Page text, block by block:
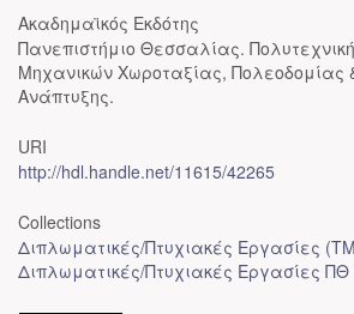
Ακαδημαϊκός Εκδότης
Πανεπιστήμιο Θεσσαλίας.
Μηχανικών Χωροταξίας, Πολεοδομίας
Ανάπτυξης.
URI
http://hdl.handle.net/11615/42265
Collections
Διπλωματικές/Πτυχιακές Εργασίες
Διπλωματικές/Πτυχιακές Εργασίες ΠΘ